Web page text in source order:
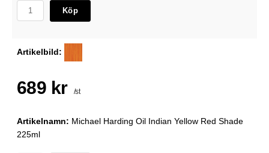
Köp
Artikelbild:
689 kr /st
Artikelnamn: Michael Harding Oil Indian Yellow Red Shade
225ml